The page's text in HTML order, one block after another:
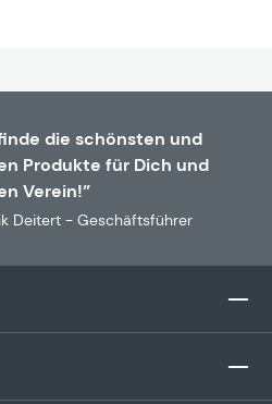
die schönsten und
Produkte für Dich und
Verein!”
Deitert - Geschäftsführer